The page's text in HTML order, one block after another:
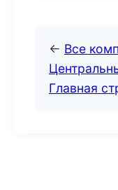
← Все
Главная